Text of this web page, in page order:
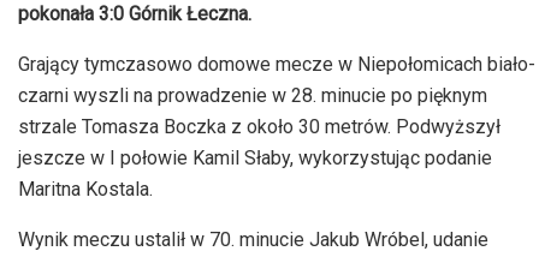
pokonała 3:0 Górnik Łeczna.
Grający tymczasowo domowe mecze w Niepołomicach biało-
czarni wyszli na prowadzenie w 28. minucie po pięknym
strzale Tomasza Boczka z około 30 metrów. Podwyższył
jeszcze w I połowie Kamil Słaby, wykorzystując podanie
Maritna Kostala.
Wynik meczu ustalił w 70. minucie Jakub Wróbel, udanie